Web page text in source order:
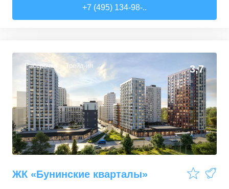
+7 (495) 134-98-..
Рассрочка Трейд-ин 3,7
ЖК «Бунинские кварталы»